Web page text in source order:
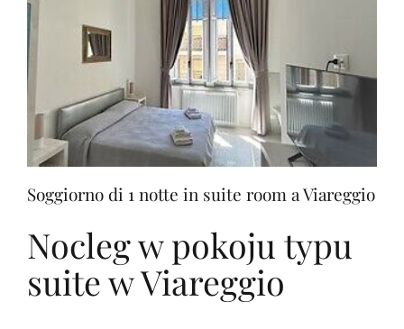
Soggiorno di 1 notte in suite room a Viareggio
Nocleg w pokoju typu
suite w Viareggio